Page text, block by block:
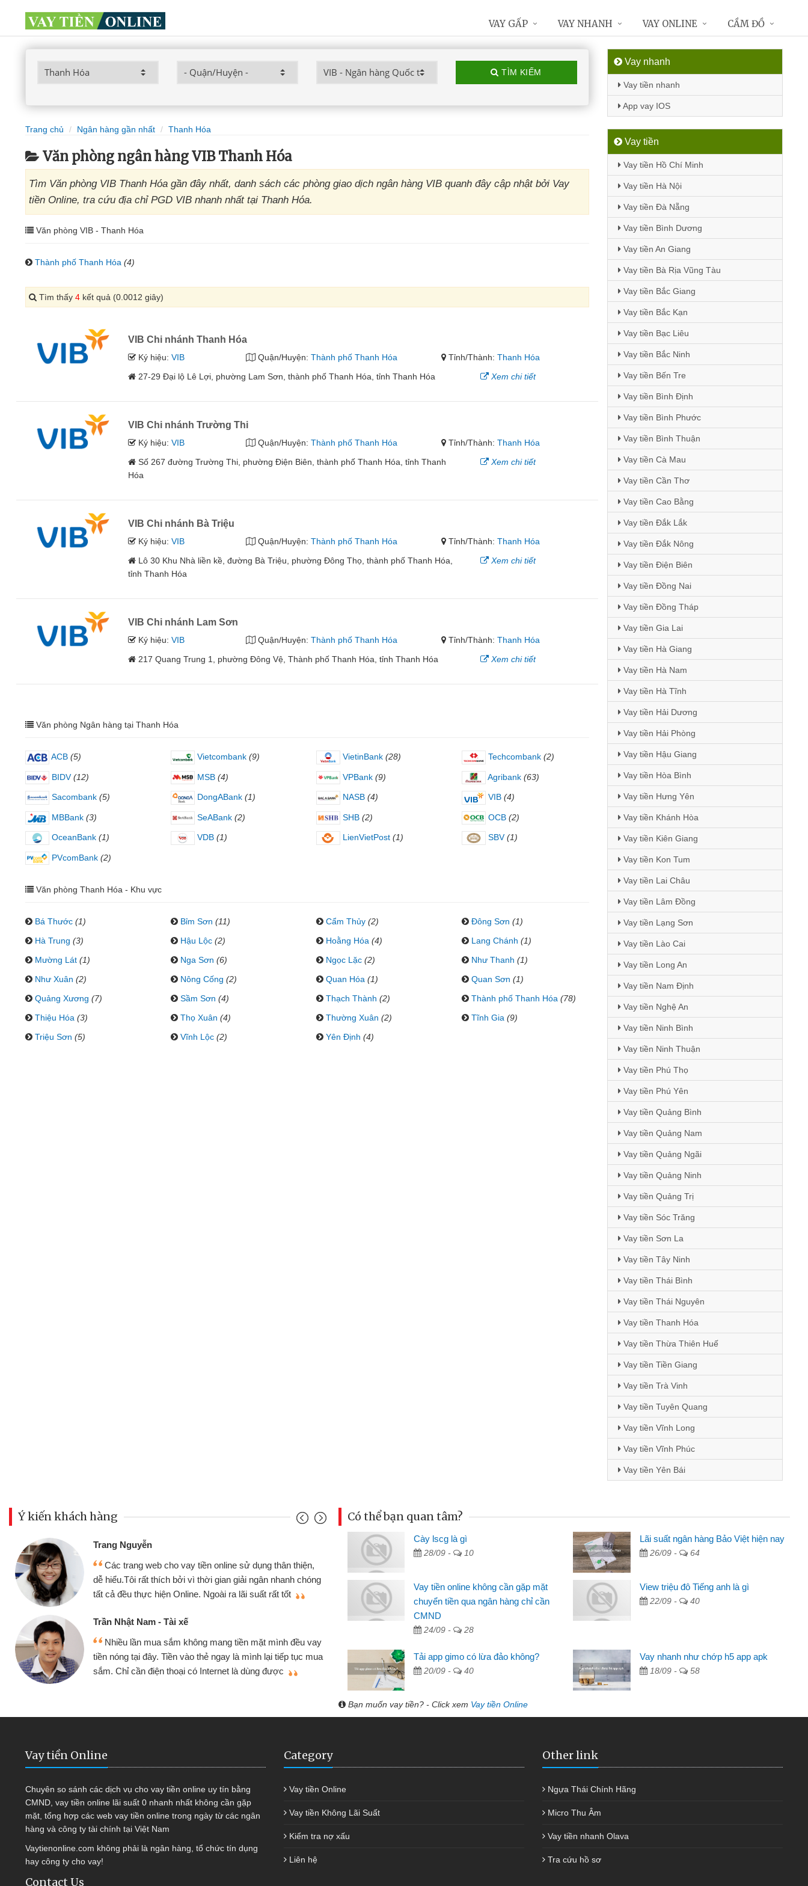
TÌM KIẾM
Trang chủ Ngân hàng gần nhất Thanh Hóa
Văn phòng ngân hàng VIB Thanh Hóa
Tìm Văn phòng VIB Thanh Hóa gần đây nhất, danh sách các phòng giao dịch ngân hàng VIB quanh đây cập nhật bởi Vay
tiền Online, tra cứu địa chỉ PGD VIB nhanh nhất tại Thanh Hóa.
Văn phòng VIB - Thanh Hóa
Thành phố Thanh Hóa (4)
Tìm thấy 4 kết quả (0.0012 giây)
VIB Chi nhánh Thanh Hóa
Ký hiệu:VIB Quận/Huyện: Thành phố Thanh Hóa Tỉnh/Thành:Thanh Hóa
27-29 Đại lộ Lê Lợi, phường Lam Sơn, thành phố Thanh Hóa, tỉnh Thanh Hóa
Xem chi tiết
VIB Chi nhánh Trường Thi
Ký hiệu:VIB Quận/Huyện: Thành phố Thanh Hóa Tỉnh/Thành:Thanh Hóa
Số 267 đường Trường Thi, phường Điện Biên, thành phố Thanh Hóa, tỉnh Thanh
Hóa
Xem chi tiết
VIB Chi nhánh Bà Triệu
Ký hiệu:VIB Quận/Huyện: Thành phố Thanh Hóa Tỉnh/Thành:Thanh Hóa
Lô 30 Khu Nhà liền kề, đường Bà Triệu, phường Đông Thọ, thành phố Thanh Hóa,
tỉnh Thanh Hóa
Xem chi tiết
VIB Chi nhánh Lam Sơn
Ký hiệu:VIB Quận/Huyện: Thành phố Thanh Hóa Tỉnh/Thành:Thanh Hóa
217 Quang Trung 1, phường Đông Vệ, Thành phố Thanh Hóa, tỉnh Thanh Hóa
Xem chi tiết
Văn phòng Ngân hàng tại Thanh Hóa
ACB (5) Vietcombank (9) VietinBank (28) Techcombank (2)
BIDV (12) MSB (4) VPBank (9) Agribank (63)
Sacombank (5) DongABank (1) NASB (4) VIB (4)
MBBank (3) SeABank (2) SHB (2) OCB (2)
OceanBank (1) VDB (1) LienVietPost (1) SBV (1)
PVcomBank (2)
Văn phòng Thanh Hóa - Khu vực
Bá Thước (1) Bỉm Sơn (11) Cẩm Thủy (2) Đông Sơn (1)
Hà Trung (3) Hậu Lộc (2) Hoằng Hóa (4) Lang Chánh (1)
Mường Lát (1) Nga Sơn (6) Ngọc Lặc (2) Như Thanh (1)
Như Xuân (2) Nông Cống (2) Quan Hóa (1) Quan Sơn (1)
Quảng Xương (7) Sầm Sơn (4) Thạch Thành (2) Thành phố Thanh Hóa (78)
Thiệu Hóa (3) Thọ Xuân (4) Thường Xuân (2) Tĩnh Gia (9)
Triệu Sơn (5) Vĩnh Lộc (2) Yên Định (4)
Vay nhanh
Vay tiền nhanh
App vay IOS
Vay tiền
Vay tiền Hồ Chí Minh
Vay tiền Hà Nội
Vay tiền Đà Nẵng
Vay tiền Bình Dương
Vay tiền An Giang
Vay tiền Bà Rịa Vũng Tàu
Vay tiền Bắc Giang
Vay tiền Bắc Kạn
Vay tiền Bạc Liêu
Vay tiền Bắc Ninh
Vay tiền Bến Tre
Vay tiền Bình Định
Vay tiền Bình Phước
Vay tiền Bình Thuận
Vay tiền Cà Mau
Vay tiền Cần Thơ
Vay tiền Cao Bằng
Vay tiền Đắk Lắk
Vay tiền Đắk Nông
Vay tiền Điện Biên
Vay tiền Đồng Nai
Vay tiền Đồng Tháp
Vay tiền Gia Lai
Vay tiền Hà Giang
Vay tiền Hà Nam
Vay tiền Hà Tĩnh
Vay tiền Hải Dương
Vay tiền Hải Phòng
Vay tiền Hậu Giang
Vay tiền Hòa Bình
Vay tiền Hưng Yên
Vay tiền Khánh Hòa
Vay tiền Kiên Giang
Vay tiền Kon Tum
Vay tiền Lai Châu
Vay tiền Lâm Đồng
Vay tiền Lạng Sơn
Vay tiền Lào Cai
Vay tiền Long An
Vay tiền Nam Định
Vay tiền Nghệ An
Vay tiền Ninh Bình
Vay tiền Ninh Thuận
Vay tiền Phú Thọ
Vay tiền Phú Yên
Vay tiền Quảng Bình
Vay tiền Quảng Nam
Vay tiền Quảng Ngãi
Vay tiền Quảng Ninh
Vay tiền Quảng Trị
Vay tiền Sóc Trăng
Vay tiền Sơn La
Vay tiền Tây Ninh
Vay tiền Thái Bình
Vay tiền Thái Nguyên
Vay tiền Thanh Hóa
Vay tiền Thừa Thiên Huế
Vay tiền Tiền Giang
Vay tiền Trà Vinh
Vay tiền Tuyên Quang
Vay tiền Vĩnh Long
Vay tiền Vĩnh Phúc
Vay tiền Yên Bái
VAY GẤP VAY NHANH VAY ONLINE CẦM ĐỒ
Ý kiến khách hàng
online sử dụng thân thiện,
gian giải ngân nhanh chóng
ra lãi suất rất tốt
tiền mặt mình đều vay
ngay là mình lại tiếp tục mua
là dùng được
Mình cần tiền gấp nên định cầm cố chiếc xe wave
nhưng thật may đã có gói vay tiền bằng CMND online
không cần gặp mặt nên rất tiện lợi, sẽ giới thiệu cho bạn
bè biết
Tôi kinh doanh buôn bán nhỏ lẻ nhiều lúc cần vốn nhập
hàng, nhờ biết đến website qua bạn bè giới thiệu tôi đã giải
quyết được công việc của mình nhanh chóng
Mai Lan - Sinh viên
Tôi biết đến thông qua quảng cáo trên facebook. Tôi là
sinh viên nên cần đóng tiền nhà, sinh nhật bạn bè, mà đọc
thấy thủ tục nhanh gọn nên tôi quyết định vay
Lâm Minh Chánh
cần có 2 triệu để giải quyết việc riêng, trong 1-2 ngày tôi trả
được thôi. Cảm ơn đã giúp tôi kịp thời và nhanh chóng
Có thể bạn quan tâm?
Cày lscg là gì
28/09 - 10
Lãi suất ngân hàng Bảo Việt hiện nay
26/09 - 64
Vay tiền online không cần gặp mặt
chuyển tiền qua ngân hàng chỉ cần
CMND
24/09 - 28
View triệu đô Tiếng anh là gì
22/09 - 40
Tải app gimo có lừa đảo không?
20/09 - 40
Vay nhanh như chớp h5 app apk
18/09 - 58
Bạn muốn vay tiền? - Click xem Vay tiền Online
Vay tiền Online
Chuyên so sánh các dịch vụ cho vay tiền online uy tín bằng
CMND, vay tiền online lãi suất 0 nhanh nhất không cần gặp
mặt, tổng hợp các web vay tiền online trong ngày từ các ngân
hàng và công ty tài chính tại Việt Nam
Vaytienonline.com không phải là ngân hàng, tổ chức tín dụng
hay công ty cho vay!
Contact Us
Category
Vay tiền Online
Vay tiền Không Lãi Suất
Kiểm tra nợ xấu
Liên hệ
Other link
Ngựa Thái Chính Hãng
Micro Thu Âm
Vay tiền nhanh Olava
Tra cứu hồ sơ